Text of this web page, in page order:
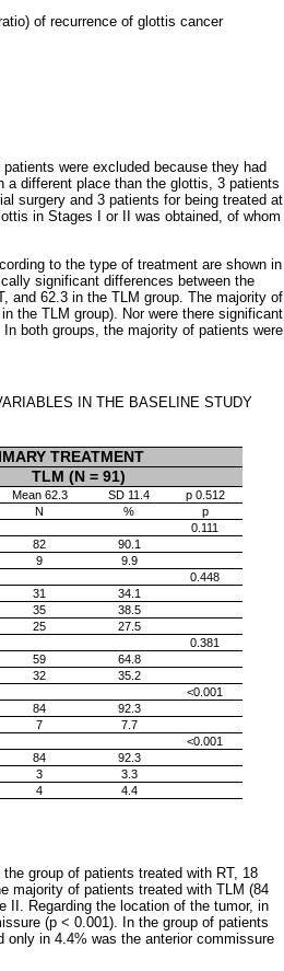
of recurrence of glottis cancer
were excluded because they had
a different place than the glottis, 3 patients
surgery and 3 patients for being treated at
in Stages I or II was obtained, of whom
to the type of treatment are shown in
significant differences between the
and 62.3 in the TLM group. The majority of
the TLM group). Nor were there significant
both groups, the majority of patients were
IN THE BASELINE STUDY
TREATMENT
TLM (N = 91)
Mean 62.3 SD 11.4
p 0.512
N %
p
0.111
82
90.1
9
9.9
0.448
31
34.1
35
38.5
25
27.5
0.381
59
64.8
32
35.2
<0.001
84
92.3
7
7.7
<0.001
84
92.3
3
3.3
4 4.4
group of patients treated with RT, 18
majority of patients treated with TLM (84
II. Regarding the location of the tumor, in
(p < 0.001). In the group of patients
only in 4.4% was the anterior commissure